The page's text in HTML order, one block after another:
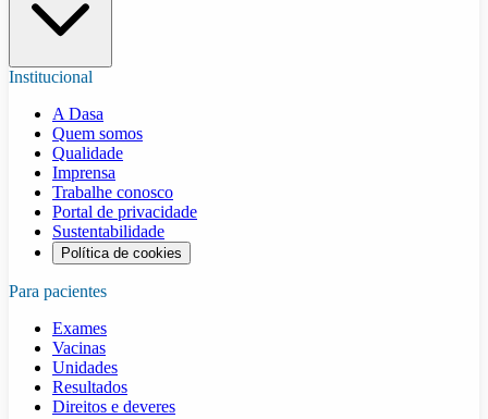
Institucional
A Dasa
Quem somos
Qualidade
Imprensa
Trabalhe conosco
Portal de privacidade
Sustentabilidade
Política de cookies
Para pacientes
Exames
Vacinas
Unidades
Resultados
Direitos e deveres